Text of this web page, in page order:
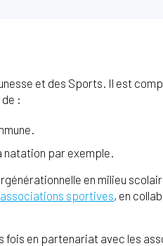
et des Sports. Il est
:
natation par exemple.
en milieu
associations sportives, en
en partenariat avec les